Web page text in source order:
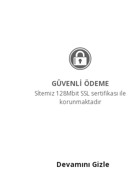
GÜVENLİ ÖDEME
Sİtemiz 128Mbit SSL sertifikası ile
korunmaktadır
Devamını Gizle